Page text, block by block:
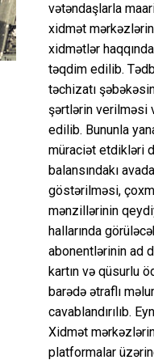
vətəndaşlarla
xidmət
xidmətlər
təqdim edilib.
təchizatı
şərtlərin verilməsi
edilib. Bununla
müraciət etdikləri
balansındakı
göstərilməsi,
mənzillərinin
hallarında
abonentlərinin ad
kartın və qüsurlu
barədə ətraflı
cavablandırılıb.
Xidmət
platformalar